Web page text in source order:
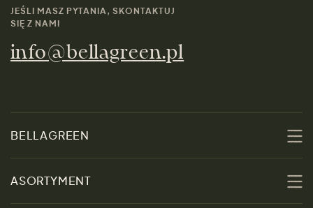
JEŚLI MASZ PYTANIA, SKONTAKTUJ
SIĘ Z NAMI
info@bellagreen.pl
BELLAGREEN
ASORTYMENT